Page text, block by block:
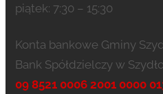
piątek: 7:30 – 15:30
Konta bankowe Gminy
Bank Spółdzielczy w
09 8521 0006 2001 0000